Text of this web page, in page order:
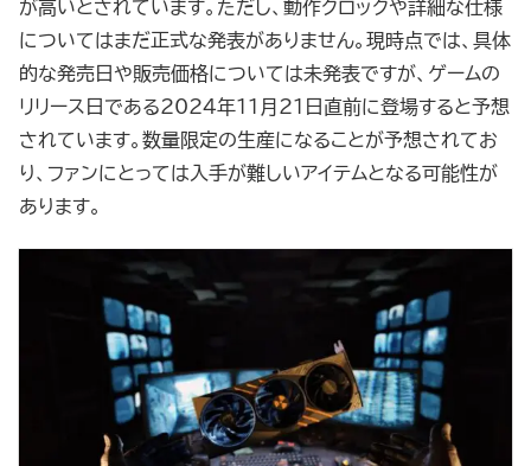
が高いとされています。ただし、動作クロックや詳細な仕様
についてはまだ正式な発表がありません。現時点では、具体
的な発売日や販売価格については未発表ですが、ゲームの
リリース日である2024年11月21日直前に登場すると予想
されています。数量限定の生産になることが予想されてお
り、ファンにとっては入手が難しいアイテムとなる可能性が
あります。